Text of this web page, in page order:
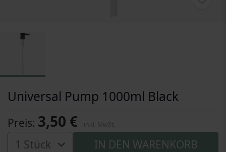
Universal Pump 1000ml Black
Preis 3,50 €
IN DEN WARENKORB